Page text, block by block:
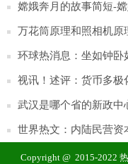
嫦娥奔月的故事简短-
万花筒原理和照相机原
环球热消息：坐如钟卧
视讯！述评：货币多极
武汉是哪个省的新政中
世界热文：内陆民营资
Copyright @ 2015-2022